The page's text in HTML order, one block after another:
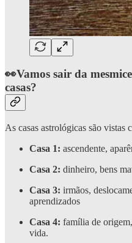
👀Vamos sair da
casas?
As casas astrológicas são vistas
Casa 1: ascendente,
Casa 2: dinheiro, bens
Casa 3: irmãos,
aprendizados
Casa 4: família de
vida.